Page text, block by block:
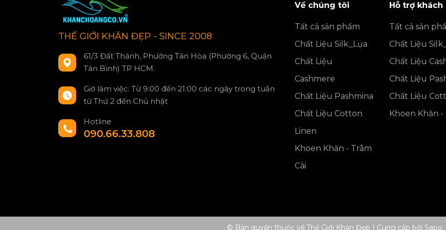
THẾ GIỚI KHĂN ĐẸP - SINCE 2008
61/3 Đất Thánh, Phường Tân Hòa (Phường 6, Quận
Tân Bình) TP HCM.
Giờ làm việc: Từ 9:00 đến 21:00 các ngày trong tuần
từ Thứ 2 đến Chủ nhật
Hotline
090.66.33.808
Về chúng tôi
Tất cả sản phẩm
Chất Liệu Silk_Lụa
Chất Liệu
Cashmere
Chất Liệu Pashmina
Chất Liệu Cotton
Linen
Khoen Khăn - Trâm
Cài
Hỗ trợ khách
Tất cả sản
Chất Liệu
Chất Liệu
Chất Liệu
Chất Liệu
Khoen Khăn -
© Bản quyền thuộc về Thế Giới Khăn Đẹp | Cung cấp bởi Sapo